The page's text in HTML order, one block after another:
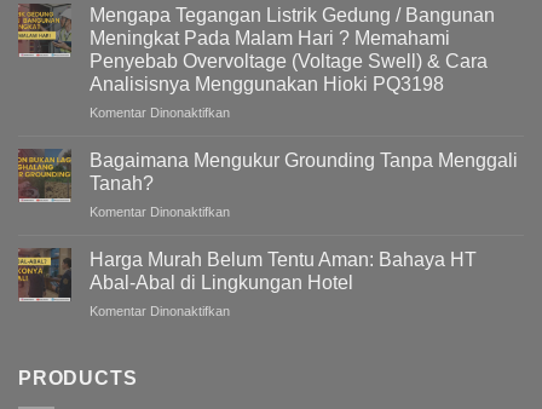
Quality
&
Active
Harmonic
Filter
(AHF)
Sistem
Kelistrikan
Mengapa Tegangan Listrik Gedung / Bangunan
Meningkat Pada Malam Hari ? Memahami
Penyebab Overvoltage (Voltage Swell) & Cara
Analisisnya Menggunakan Hioki PQ3198
Komentar Dinonaktifkanpada
Tegangan
Listrik
/
Meningkat
Pada
Malam
Hari
Bagaimana Mengukur Grounding Tanpa Menggali
Tanah?
Komentar Dinonaktifkanpada
Mengukur
Grounding
Tanpa
Menggali
Harga Murah Belum Tentu Aman: Bahaya HT
Abal-Abal di Lingkungan Hotel
Komentar Dinonaktifkanpada
PRODUCTS